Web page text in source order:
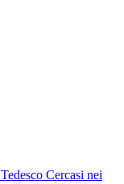
Cercasi nei